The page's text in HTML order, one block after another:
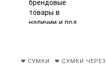
❤ СУМКИ ❤ CУМКИ ЧЕРЕЗ